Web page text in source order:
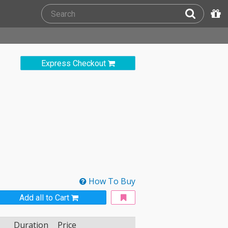
Express Checkout
How To Buy
Add all to Cart
Duration Price